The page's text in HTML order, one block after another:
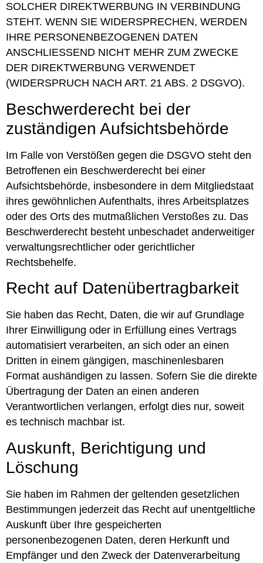
SOLCHER DIREKTWERBUNG IN VERBINDUNG
STEHT. WENN SIE WIDERSPRECHEN, WERDEN
IHRE PERSONENBEZOGENEN DATEN
ANSCHLIESSEND NICHT MEHR ZUM ZWECKE
DER DIREKTWERBUNG VERWENDET
(WIDERSPRUCH NACH ART. 21 ABS. 2 DSGVO).
Beschwerde­recht bei der
zuständigen Aufsichts­behörde
Im Falle von Verstößen gegen die DSGVO steht den
Betroffenen ein Beschwerderecht bei einer
Aufsichtsbehörde, insbesondere in dem Mitgliedstaat
ihres gewöhnlichen Aufenthalts, ihres Arbeitsplatzes
oder des Orts des mutmaßlichen Verstoßes zu. Das
Beschwerderecht besteht unbeschadet anderweitiger
verwaltungsrechtlicher oder gerichtlicher
Rechtsbehelfe.
Recht auf Daten­übertrag­barkeit
Sie haben das Recht, Daten, die wir auf Grundlage
Ihrer Einwilligung oder in Erfüllung eines Vertrags
automatisiert verarbeiten, an sich oder an einen
Dritten in einem gängigen, maschinenlesbaren
Format aushändigen zu lassen. Sofern Sie die direkte
Übertragung der Daten an einen anderen
Verantwortlichen verlangen, erfolgt dies nur, soweit
es technisch machbar ist.
Auskunft, Berichtigung und
Löschung
Sie haben im Rahmen der geltenden gesetzlichen
Bestimmungen jederzeit das Recht auf unentgeltliche
Auskunft über Ihre gespeicherten
personenbezogenen Daten, deren Herkunft und
Empfänger und den Zweck der Datenverarbeitung